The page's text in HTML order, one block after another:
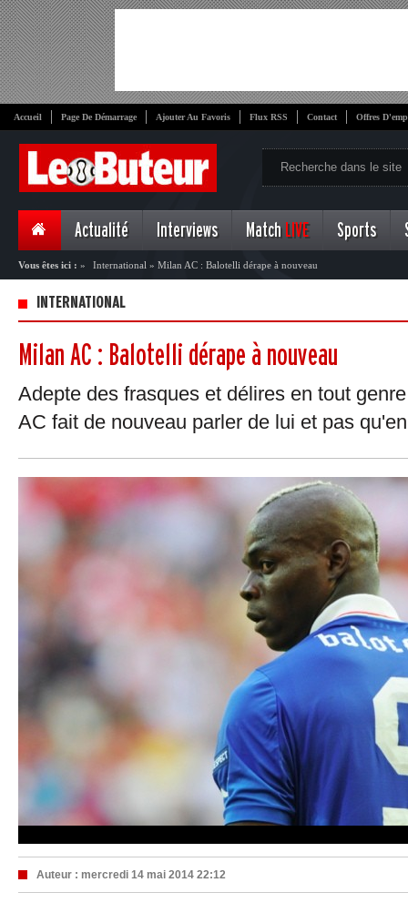
Accueil Page De Démarrage Ajouter Au Favoris Flux RSS Contact Offres
Actualité Interviews Match LIVE Sports
Vous êtes ici : » International » Milan AC : Balotelli dérape à nouveau
INTERNATIONAL
Milan AC : Balotelli dérape à nouveau
Adepte des frasques et délires en tout
AC fait de nouveau parler de lui et pas
Auteur : mercredi 14 mai 2014 22:12